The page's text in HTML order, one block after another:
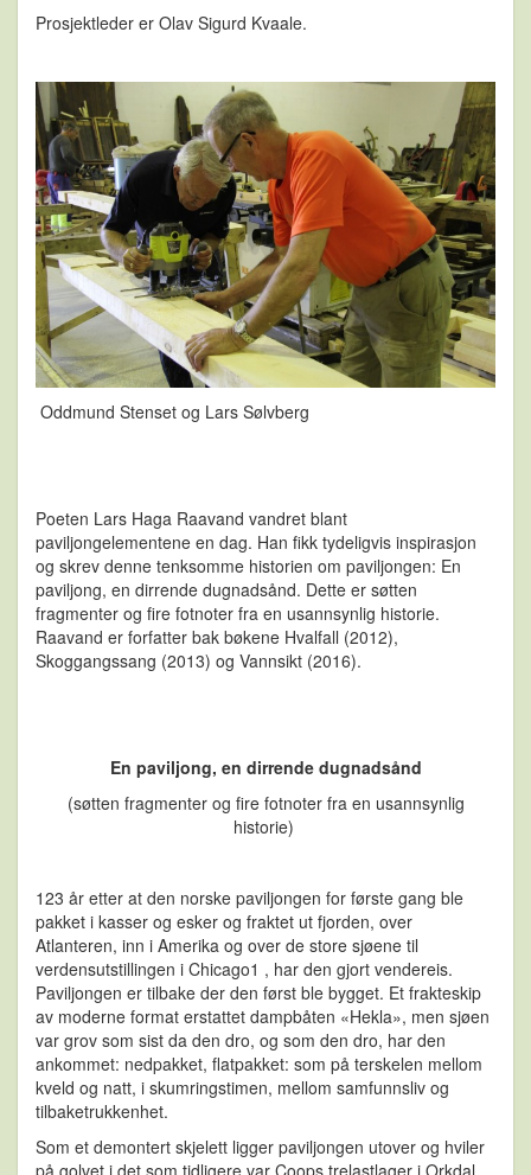
Prosjektleder er Olav Sigurd Kvaale.
Oddmund Stenset og Lars Sølvberg
Poeten Lars Haga Raavand vandret blant
paviljongelementene en dag. Han fikk tydeligvis inspirasjon
og skrev denne tenksomme historien om paviljongen: En
paviljong, en dirrende dugnadsånd. Dette er søtten
fragmenter og fire fotnoter fra en usannsynlig historie.
Raavand er forfatter bak bøkene Hvalfall (2012),
Skoggangssang (2013) og Vannsikt (2016).
En paviljong, en dirrende dugnadsånd
(søtten fragmenter og fire fotnoter fra en usannsynlig
historie)
123 år etter at den norske paviljongen for første gang ble
pakket i kasser og esker og fraktet ut fjorden, over
Atlanteren, inn i Amerika og over de store sjøene til
verdensutstillingen i Chicago1 , har den gjort vendereis.
Paviljongen er tilbake der den først ble bygget. Et frakteskip
av moderne format erstattet dampbåten «Hekla», men sjøen
var grov som sist da den dro, og som den dro, har den
ankommet: nedpakket, flatpakket: som på terskelen mellom
kveld og natt, i skumringstimen, mellom samfunnsliv og
tilbaketrukkenhet.
Som et demontert skjelett ligger paviljongen utover og hviler